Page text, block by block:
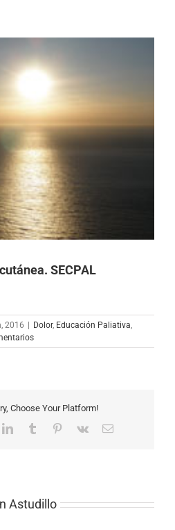
SECPAL
2016 Dolor, Educación Paliativa,
Choose Your Platform!
LinkedInTumblr Pinterest
Vk
Correo
Astudillo